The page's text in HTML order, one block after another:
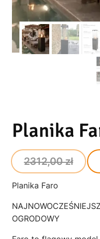
Planika
2312,00zł
Planika Faro
OGRODOWY